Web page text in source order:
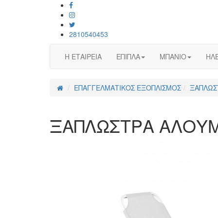
2810540453
Η ΕΤΑΙΡΕΙΑ ΕΠΙΠΛΑ ΜΠΑΝΙΟ
ΕΠΑΓΓΕΛΜΑΤΙΚΟΣ ΕΞΟΠΛΙΣΜΟΣ
ΞΑΠΛΩΣΤΡΑ